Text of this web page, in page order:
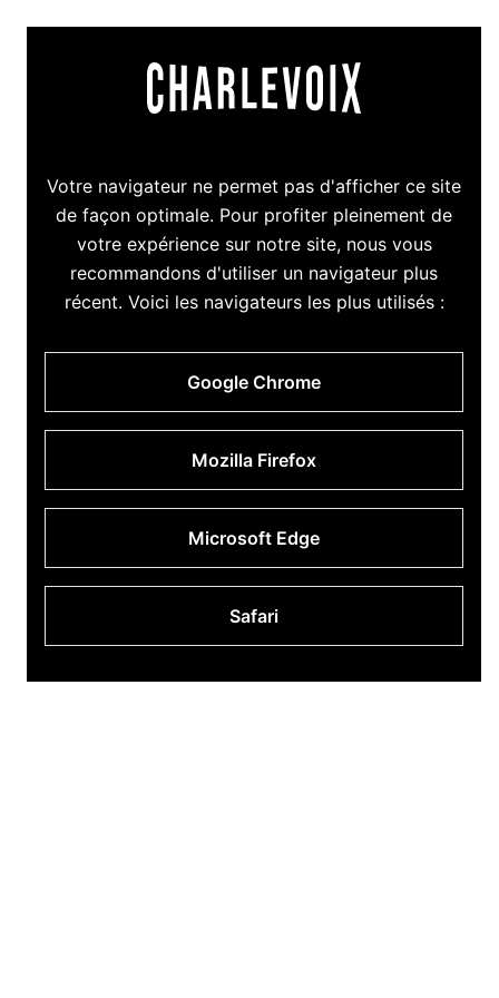
Votre navigateur ne permet pas d'afficher ce site
de façon optimale. Pour profiter pleinement de
votre expérience sur notre site, nous vous
recommandons d'utiliser un navigateur plus
récent. Voici les navigateurs les plus utilisés :
Google Chrome
Mozilla Firefox
Microsoft Edge
Safari